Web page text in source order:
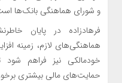
و شورای هماهنگی بانک‌ها
فرهادزاده در پایان
هماهنگی‌های لازم، زمینه
خودمالکی نیز فراهم شود
حمایت‌های مالی بیشتری